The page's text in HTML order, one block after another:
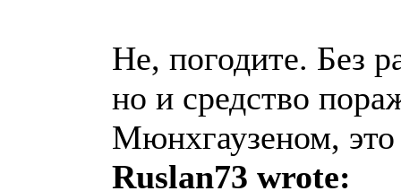
Не, погодите. Без
но и средство
Мюнхгаузеном,
Ruslan73 wrote: